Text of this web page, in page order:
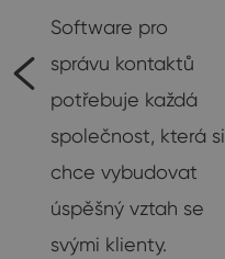
Software pro
správu kontaktů
potřebuje každá
společnost, která si
chce vybudovat
úspěšný vztah se
svými klienty.